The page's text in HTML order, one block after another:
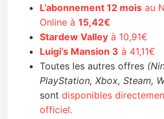
L’abonnement 12 mois au
Online à15,42€
Stardew Valley à 10,91€
Luigi’s Mansion 3 à 41,11€
Toutes les autres offres
PlayStation, Xbox, Steam,
sontdisponibles
officiel.